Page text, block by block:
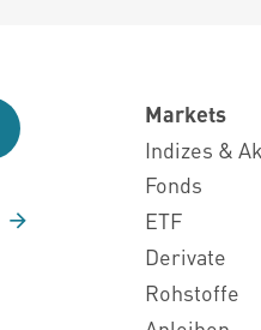
Markets
Indizes &
Fonds
ETF
Derivate
Rohstoffe